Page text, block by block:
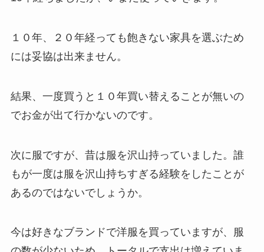
１０年、２０年経っても飽きない家具を選ぶため
には妥協は出来ません。
結果、一度買うと１０年買い替えることが無いの
でお金が出て行かないのです。
次に服ですが、昔は服を沢山持っていました。誰
もが一度は服を沢山持ちすぎる経験をしたことが
あるのではないでしょうか。
今は好きなブランドで洋服を買っていますが、服